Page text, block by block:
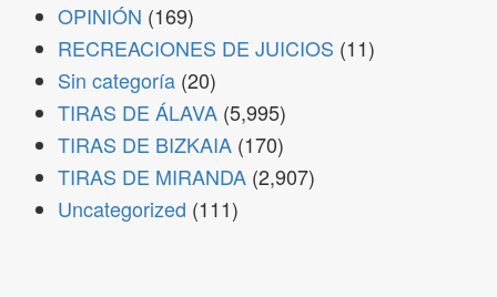
OPINIÓN (169)
RECREACIONES DE JUICIOS (11)
Sin categoría (20)
TIRAS DE ÁLAVA (5,995)
TIRAS DE BIZKAIA (170)
TIRAS DE MIRANDA (2,907)
Uncategorized (111)